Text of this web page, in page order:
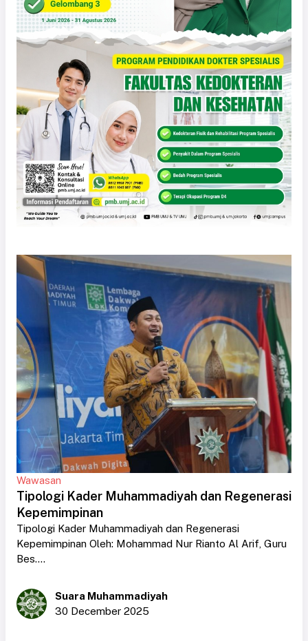
Wawasan
Tipologi Kader Muhammadiyah dan Regenerasi
Kepemimpinan
Tipologi Kader Muhammadiyah dan Regenerasi
Kepemimpinan Oleh: Mohammad Nur Rianto Al Arif, Guru
Bes....
Suara Muhammadiyah
30 December 2025